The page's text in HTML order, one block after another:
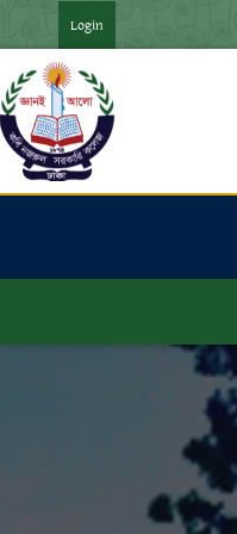
করা হয়েছে ***
এবং  চিত্রাংকন প্রতিযোগিতা
Login